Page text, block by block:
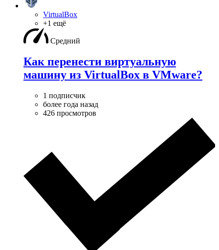
VirtualBox
+1 ещё
Средний
Как перенести виртуальную
машину из VirtualBox в VMware?
1 подписчик
более года назад
426 просмотров